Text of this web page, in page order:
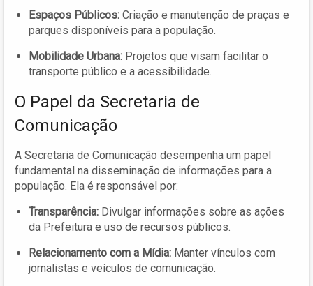
Espaços Públicos: Criação e manutenção de praças e
parques disponíveis para a população.
Mobilidade Urbana: Projetos que visam facilitar o
transporte público e a acessibilidade.
O Papel da Secretaria de
Comunicação
A Secretaria de Comunicação desempenha um papel
fundamental na disseminação de informações para a
população. Ela é responsável por:
Transparência: Divulgar informações sobre as ações
da Prefeitura e uso de recursos públicos.
Relacionamento com a Mídia: Manter vínculos com
jornalistas e veículos de comunicação.